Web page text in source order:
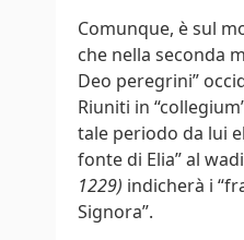
Comunque, è sul
che nella seconda
Deo peregrini”
Riuniti in
tale periodo da lui
fonte di Elia” al
1229) indicherà i
Signora”.